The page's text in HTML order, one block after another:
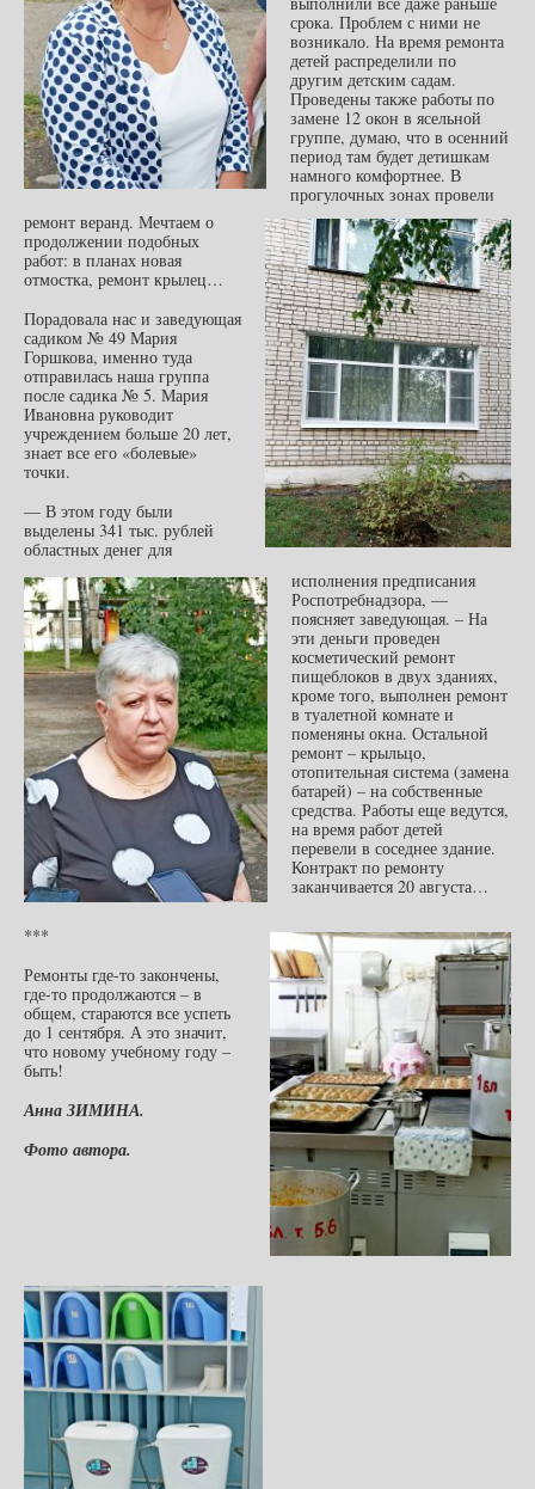
срока. Проблем с ними не
возникало. На время ремонта
детей распределили по
другим детским садам.
Проведены также работы по
замене 12 окон в ясельной
группе, думаю, что в осенний
период там будет детишкам
намного комфортнее. В
прогулочных зонах провели
ремонт веранд. Мечтаем о
продолжении подобных
работ: в планах новая
отмостка, ремонт крылец…
Порадовала нас и заведующая
садиком № 49 Мария
Горшкова, именно туда
отправилась наша группа
после садика № 5. Мария
Ивановна руководит
учреждением больше 20 лет,
знает все его «болевые»
точки.
— В этом году были
выделены 341 тыс. рублей
областных денег для
исполнения предписания
Роспотребнадзора, —
поясняет заведующая. – На
эти деньги проведен
косметический ремонт
пищеблоков в двух зданиях,
кроме того, выполнен ремонт
в туалетной комнате и
поменяны окна. Остальной
ремонт – крыльцо,
отопительная система (замена
батарей) – на собственные
средства. Работы еще ведутся,
на время работ детей
перевели в соседнее здание.
Контракт по ремонту
заканчивается 20 августа…
***
Ремонты где-то закончены,
где-то продолжаются – в
общем, стараются все успеть
до 1 сентября. А это значит,
что новому учебному году –
быть!
Анна ЗИМИНА.
Фото автора.